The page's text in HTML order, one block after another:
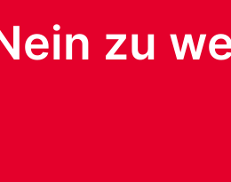
zu